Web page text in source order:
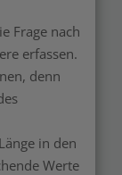
Frage nach
erfassen.
denn
in den
Werte